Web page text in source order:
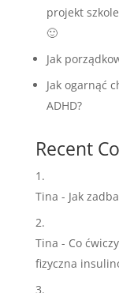
projekt
🙂
Jak
Jak ogarnąć
ADHD?
Recent
Tina - Jak
Tina - Co
fizyczna